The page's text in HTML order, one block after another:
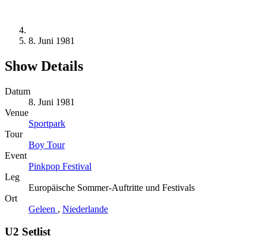
8. Juni 1981
Show Details
Datum
8. Juni 1981
Venue
Sportpark
Tour
Boy Tour
Event
Pinkpop Festival
Leg
Europäische Sommer-Auftritte und Festivals
Ort
Geleen , Niederlande
U2 Setlist